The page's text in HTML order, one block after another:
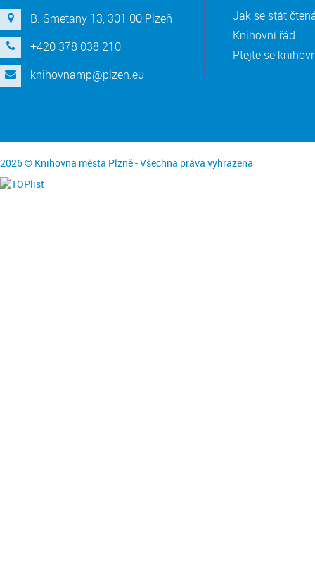
B. Smetany 13, 301 00 Plzeň
+420 378 038 210
knihovnamp@plzen.eu
Jak se stát
Knihovní řád
Ptejte se
2026 © Knihovna města Plzně - Všechna práva vyhrazena